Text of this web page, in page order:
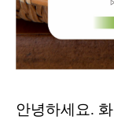
안녕하세요.